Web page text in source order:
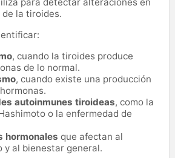
para detectar alteraciones en
la tiroides.
, cuando la tiroides produce
de lo normal.
, cuando existe una producción
autoinmunes tiroideas, como la
o la enfermedad de
hormonales que afectan al
y al bienestar general.